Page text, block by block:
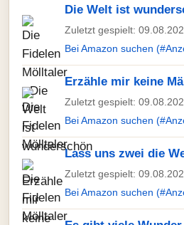
Die Welt ist
Zuletzt gespielt:
Bei Amazon suchen
Erzähle mir keine
Zuletzt gespielt:
Bei Amazon suchen
Lass uns zwei die
Zuletzt gespielt:
Bei Amazon suchen